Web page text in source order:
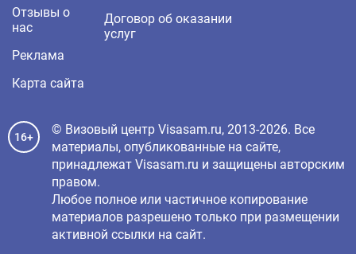
Отзывы о
нас
Реклама
Карта сайта
Договор об оказании
услуг
16+
© Визовый центр Visasam.ru, 2013-2026. Все
материалы, опубликованные на сайте,
принадлежат Visasam.ru и защищены авторским
правом.
Любое полное или частичное копирование
материалов разрешено только при размещении
активной ссылки на сайт.